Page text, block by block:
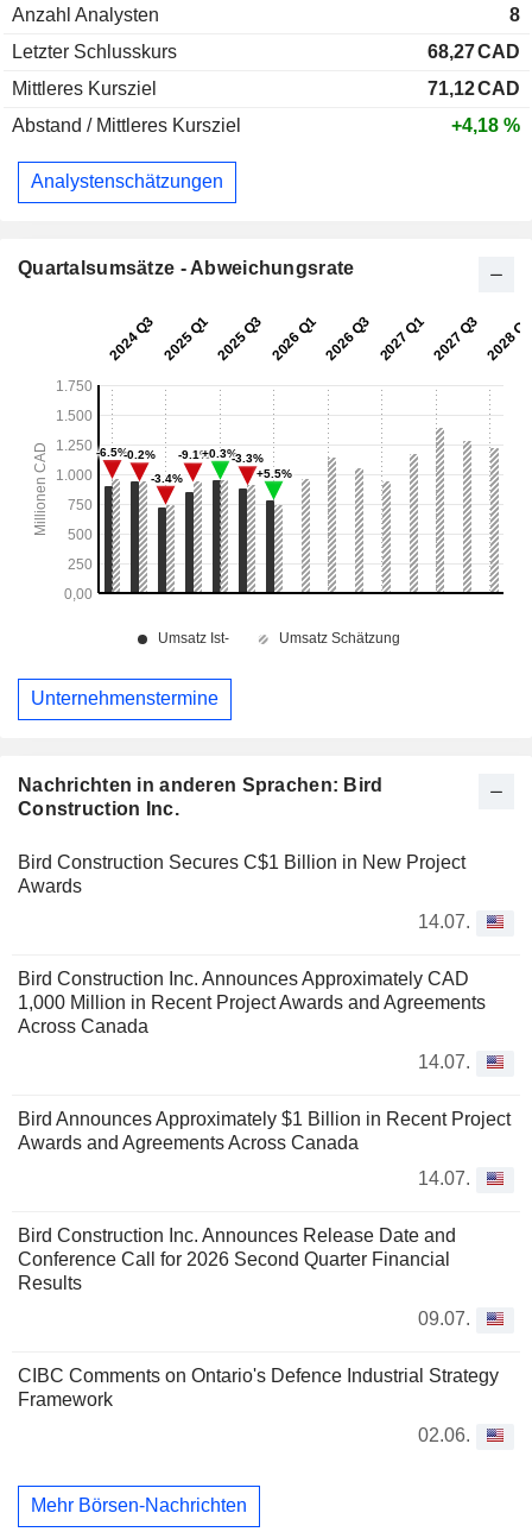
Nachrichten in anderen Sprachen: Bird
Construction Inc.
Bird Construction Secures C$1 Billion in New Project
Awards
14.07.
Bird Construction Inc. Announces Approximately CAD
1,000 Million in Recent Project Awards and Agreements
Across Canada
14.07.
Bird Announces Approximately $1 Billion in Recent Project
Awards and Agreements Across Canada
14.07.
Bird Construction Inc. Announces Release Date and
Conference Call for 2026 Second Quarter Financial
Results
09.07.
CIBC Comments on Ontario's Defence Industrial Strategy
Framework
02.06.
Mehr Börsen-Nachrichten
Anzahl Analysten
8
Letzter Schlusskurs
68,27CAD
Mittleres Kursziel
71,12CAD
Abstand / Mittleres Kursziel
+4,18 %
Analystenschätzungen
Quartalsumsätze - Abweichungsrate
Unternehmenstermine